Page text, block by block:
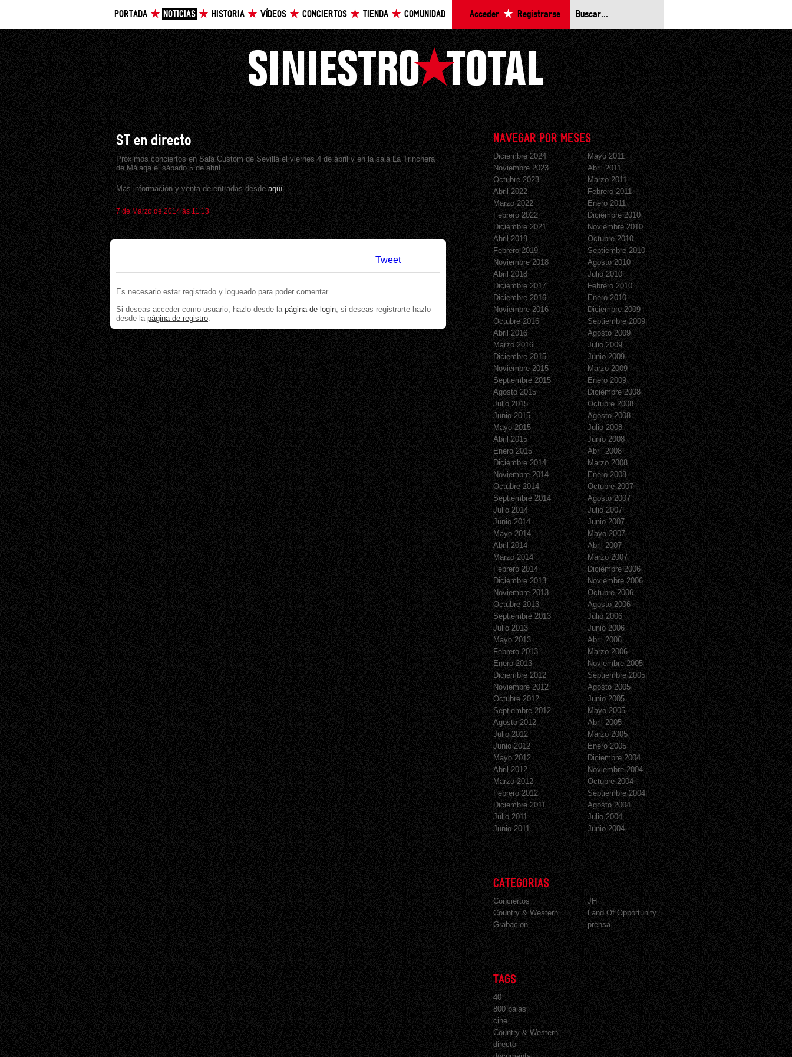
PORTADA NOTICIAS HISTORIA VÍDEOS CONCIERTOS TIENDA COMUNIDAD Acceder Registrarse
ST en directo
Próximos conciertos en Sala Custom de Sevilla el viernes 4 de abril y en la sala La Trinchera
de Málaga el sábado 5 de abril.
Mas información y venta de entradas desdeaquí.
7 de Marzo de 2014 ás 11:13
Tweet
Es necesario estar registrado y logueado para poder comentar.
Si deseas acceder como usuario, hazlo desde la página de login , si deseas registrarte hazlo
desde la página de registro
NAVEGAR POR MESES
Diciembre 2024
Noviembre 2023
Octubre 2023
Abril 2022
Marzo 2022
Febrero 2022
Diciembre 2021
Abril 2019
Febrero 2019
Noviembre 2018
Abril 2018
Diciembre 2017
Diciembre 2016
Noviembre 2016
Octubre 2016
Abril 2016
Marzo 2016
Diciembre 2015
Noviembre 2015
Septiembre 2015
Agosto 2015
Julio 2015
Junio 2015
Mayo 2015
Abril 2015
Enero 2015
Diciembre 2014
Noviembre 2014
Octubre 2014
Septiembre 2014
Julio 2014
Junio 2014
Mayo 2014
Abril 2014
Marzo 2014
Febrero 2014
Diciembre 2013
Noviembre 2013
Octubre 2013
Septiembre 2013
Julio 2013
Mayo 2013
Febrero 2013
Enero 2013
Diciembre 2012
Noviembre 2012
Octubre 2012
Septiembre 2012
Agosto 2012
Julio 2012
Junio 2012
Mayo 2012
Abril 2012
Marzo 2012
Febrero 2012
Diciembre 2011
Julio 2011
Junio 2011
Mayo 2011
Abril 2011
Marzo 2011
Febrero 2011
Enero 2011
Diciembre 2010
Noviembre 2010
Octubre 2010
Septiembre 2010
Agosto 2010
Julio 2010
Febrero 2010
Enero 2010
Diciembre 2009
Septiembre 2009
Agosto 2009
Julio 2009
Junio 2009
Marzo 2009
Enero 2009
Diciembre 2008
Octubre 2008
Agosto 2008
Julio 2008
Junio 2008
Abril 2008
Marzo 2008
Enero 2008
Octubre 2007
Agosto 2007
Julio 2007
Junio 2007
Mayo 2007
Abril 2007
Marzo 2007
Diciembre 2006
Noviembre 2006
Octubre 2006
Agosto 2006
Julio 2006
Junio 2006
Abril 2006
Marzo 2006
Noviembre 2005
Septiembre 2005
Agosto 2005
Junio 2005
Mayo 2005
Abril 2005
Marzo 2005
Enero 2005
Diciembre 2004
Noviembre 2004
Octubre 2004
Septiembre 2004
Agosto 2004
Julio 2004
Junio 2004
CATEGORIAS
Conciertos
Country & Western
Grabacion
JH
Land Of Opportunity
prensa
TAGS
40
800 balas
cine
Country & Western
directo